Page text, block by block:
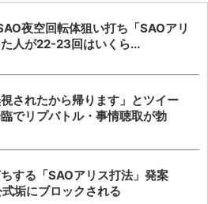
夜空回転体狙い打ち「SAOアリ
人が22-23回はいくら...
視されたから帰ります」とツイー
でリプバトル・事情聴取が勃
する「SAOアリス打法」発案
垢にブロックされる